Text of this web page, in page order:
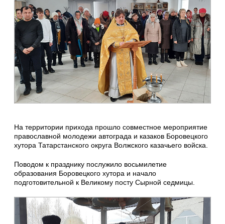
На территории прихода прошло совместное мероприятие
православной молодежи автограда и казаков Боровецкого
хутора Татарстанского округа Волжского казачьего войска.
Поводом к празднику послужило восьмилетие
образования Боровецкого хутора и начало
подготовительной к Великому посту Сырной седмицы.